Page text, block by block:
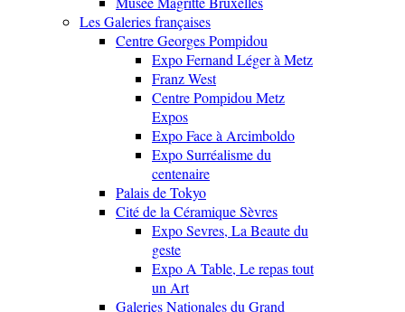
Les Galeries françaises
Centre Georges Pompidou
Expo Fernand Léger à Metz
Franz West
Centre Pompidou Metz
Expos
Expo Face à Arcimboldo
Expo Surréalisme du
centenaire
Palais de Tokyo
Cité de la Céramique Sèvres
Expo Sevres, La Beaute du
geste
Expo A Table, Le repas tout
un Art
Galeries Nationales du Grand